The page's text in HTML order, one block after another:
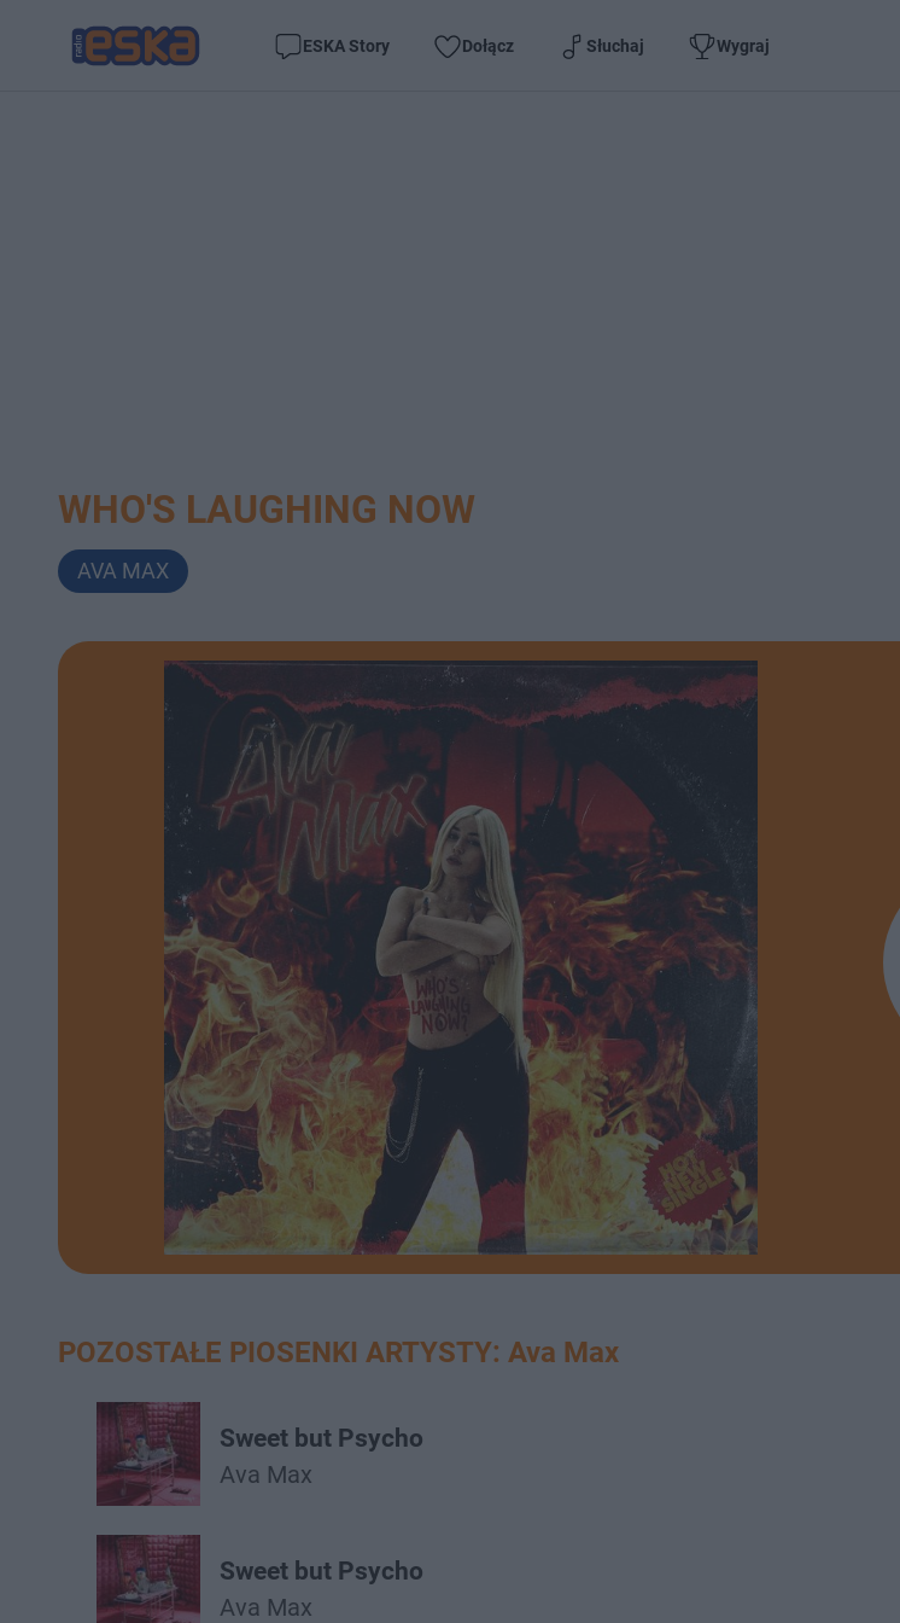
ESKA Story Dołącz Słuchaj Wygraj
WHO'S LAUGHING NOW
AVA MAX
POZOSTAŁE PIOSENKI ARTYSTY: Ava Max
Sweet but Psycho
Ava Max
Sweet but Psycho
Ava Max